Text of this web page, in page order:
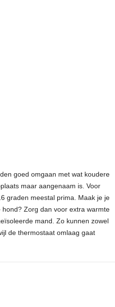
goed omgaan met wat koudere
maar aangenaam is. Voor
graden meestal prima. Maak je je
Zorg dan voor extra warmte
mand. Zo kunnen zowel
de thermostaat omlaag gaat